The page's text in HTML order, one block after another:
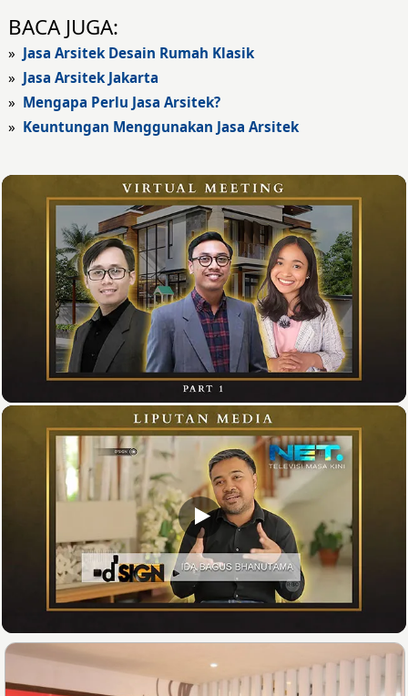
BACA JUGA:
» Jasa Arsitek Desain Rumah Klasik
» Jasa Arsitek Jakarta
» Mengapa Perlu Jasa Arsitek?
» Keuntungan Menggunakan Jasa Arsitek